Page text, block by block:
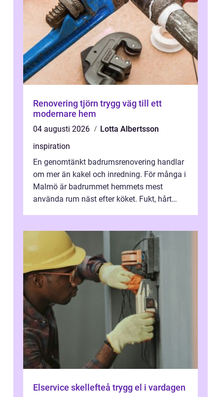
Renovering tjörn trygg väg till ett
modernare hem
04 augusti 2026
Lotta Albertsson
inspiration
En genomtänkt badrumsrenovering handlar
om mer än kakel och inredning. För många i
Malmö är badrummet hemmets mest
använda rum näst efter köket. Fukt, hårt
Elservice skellefteå trygg el i vardagen